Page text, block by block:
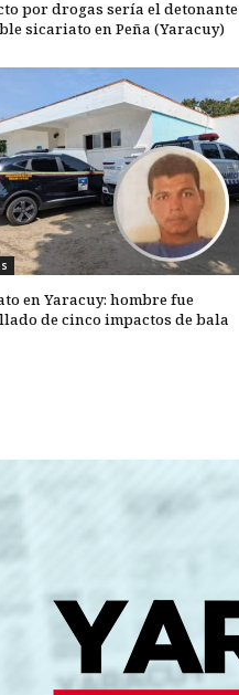
por drogas sería el detonante
sicariato en Peña (Yaracuy)
en Yaracuy: hombre fue
de cinco impactos de bala